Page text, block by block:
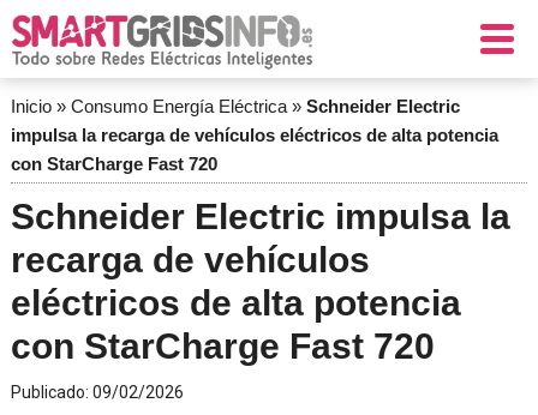
Inicio» Consumo Energía Eléctrica» Schneider Electric
impulsa la recarga de vehículos eléctricos de alta potencia
con StarCharge Fast 720
Schneider Electric impulsa la
recarga de vehículos
eléctricos de alta potencia
con StarCharge Fast 720
Publicado: 09/02/2026